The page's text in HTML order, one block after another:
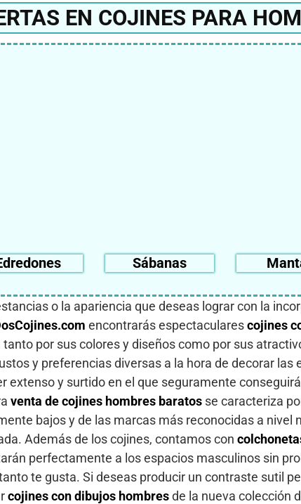
EN COJINES PARA
Sábanas
o la apariencia que deseas lograr con la
encontrarás espectacularescojines
por sus colores y diseños como por sus
y preferencias diversas a la hora de decorar las
extenso y surtido en el que seguramente
venta de cojines hombres baratos se caracteriza
bajos y de las marcas más reconocidas a nivel
Además de los cojines, contamos con
perfectamente a los espacios masculinos sin
te gusta. Si deseas producir un contraste sutil
cojines con dibujos hombresde la nueva colección